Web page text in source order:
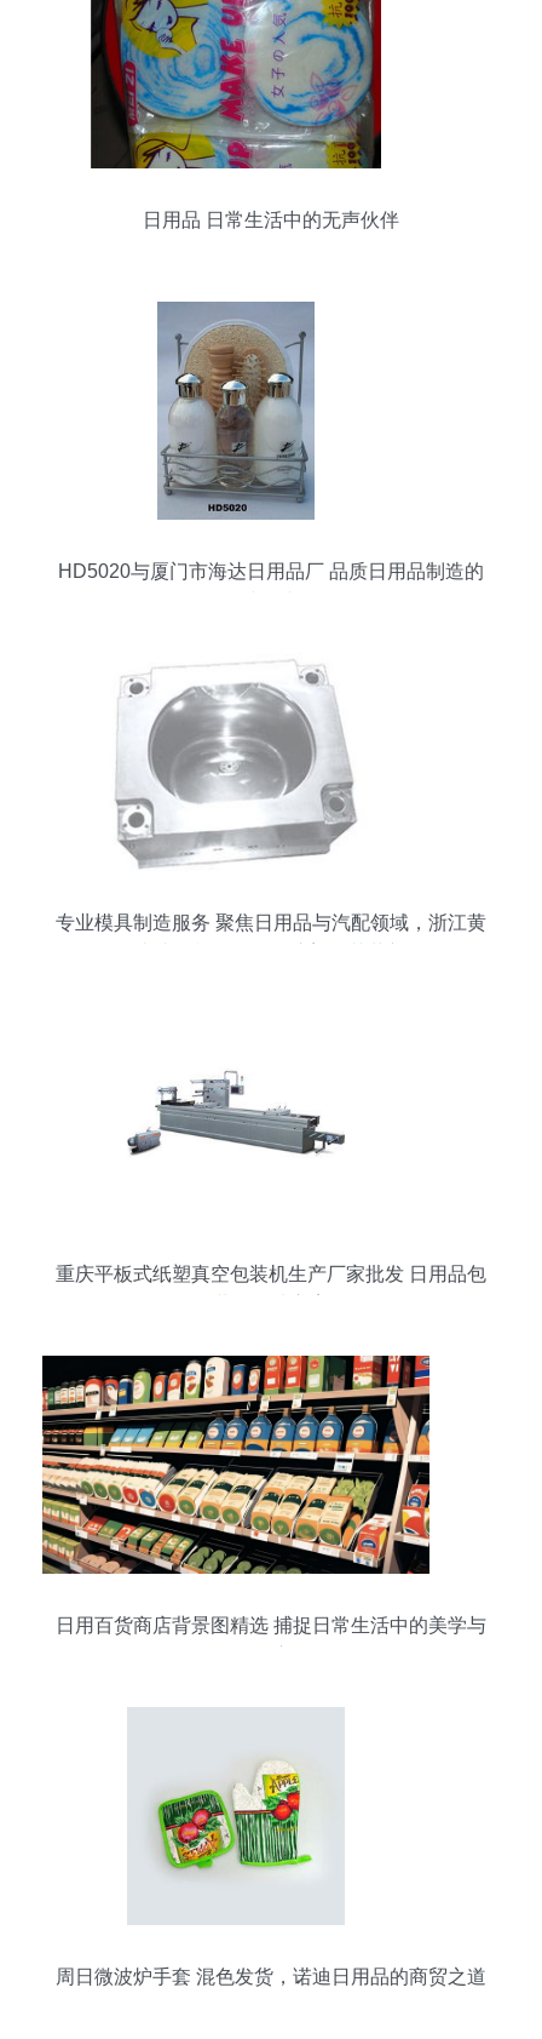
日用品 日常生活中的无声伙伴
HD5020与厦门市海达日用品厂 品质日用品制造的
专业模具制造服务 聚焦日用品与汽配领域，浙江黄
重庆平板式纸塑真空包装机生产厂家批发 日用品包
日用百货商店背景图精选 捕捉日常生活中的美学与
周日微波炉手套 混色发货，诺迪日用品的商贸之道